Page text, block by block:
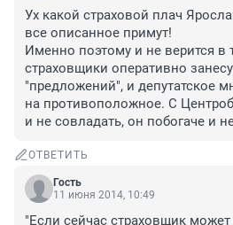
Ух какой страховой плач
все описанное примут!
Именно поэтому и не верится в
страховщики оперативно
"предложений", и депутатское
на противоположное. С
и не совладать, он побогаче и
ОТВЕТИТЬ
Гость
11 июня 2014, 10:49
"Если сейчас страховщик